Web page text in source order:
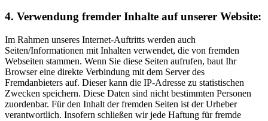
4. Verwendung fremder Inhalte auf unserer Website:
Im Rahmen unseres Internet-Auftritts werden auch
Seiten/Informationen mit Inhalten verwendet, die von fremden
Webseiten stammen. Wenn Sie diese Seiten aufrufen, baut Ihr
Browser eine direkte Verbindung mit dem Server des
Fremdanbieters auf. Dieser kann die IP-Adresse zu statistischen
Zwecken speichern. Diese Daten sind nicht bestimmten Personen
zuordenbar. Für den Inhalt der fremden Seiten ist der Urheber
verantwortlich. Insofern schließen wir jede Haftung für fremde